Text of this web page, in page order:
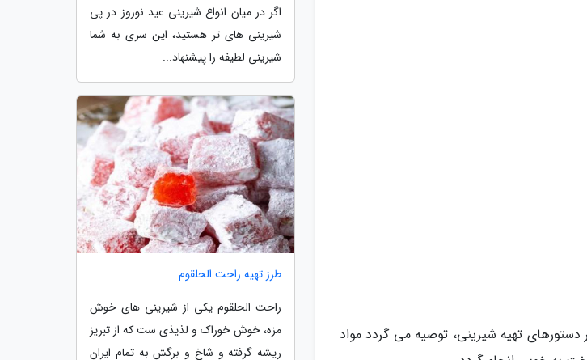
دستورهای تهیه شیرینی، توصیه می گردد مواد
اگر در میان انواع شیرینی عید نوروز در پی
شیرینی های تر هستید، این سری به شما
شیرینی لطیفه را پیشنهاد...
طرز تهیه راحت الحلقوم
راحت الحلقوم یکی از شیرینی های خوش
مزه، خوش خوراک و لذیذی ست که از تبریز
ریشه گرفته و شاخ و برگش به تمام ایران